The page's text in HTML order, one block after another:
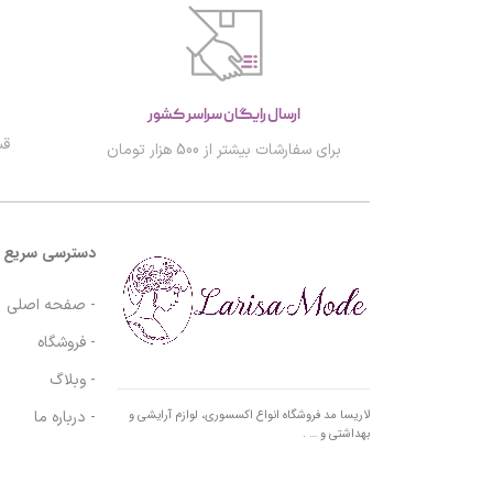
ارسال رایگان سراسر کشور
برای سفارشات بیشتر از 500 هزار تومان
لاریسا مد فروشگاه انواع اکسسوری، لوازم آرایشی و
بهداشتی و … .
دسترسی سریع
- صفحه اصلی
- فروشگاه
- وبلاگ
- درباره ما